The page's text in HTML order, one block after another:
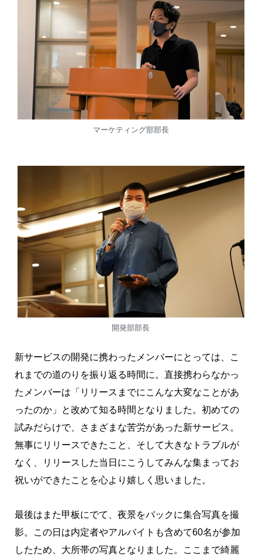
マーケティング部部長
開発部部長
新サービスの開発に携わったメンバーにとっては、こ
れまでの道のりを振り返る時間に。直接携わらなかっ
たメンバーは「リリースまでにこんな大変なことがあ
ったのか」と改めて知る時間となりました。初めての
試みだらけで、さまざまな苦労があった新サービス。
無事にリリースできたこと、そして大きなトラブルが
なく、リリースした当日にこうしてみんな集まってお
祝いができたことを心より嬉しく思いました。
最後はまた甲板にでて、夜景をバックに集合写真を撮
影。この日は内定者やアルバイトも含めて60名が参加
したため、大所帯の写真となりました。ここまで綺麗